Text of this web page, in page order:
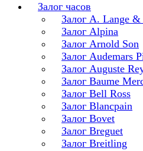
Залог часов
Залог A. Lange &
Залог Alpina
Залог Arnold Son
Залог Audemars
Залог Auguste
Залог Baume
Залог Bell Ross
Залог Blancpain
Залог Bovet
Залог Breguet
Залог Breitling